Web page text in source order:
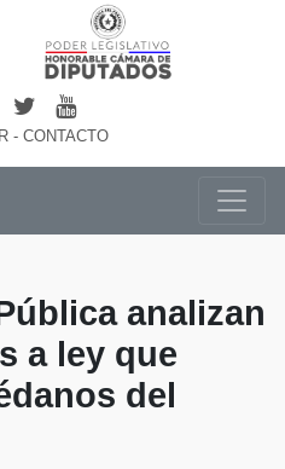
- CONTACTO
analizan
a ley que
del